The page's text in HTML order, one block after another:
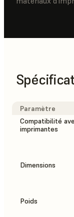
Paramètre
Compatibilité
imprimantes
Dimensions
Poids